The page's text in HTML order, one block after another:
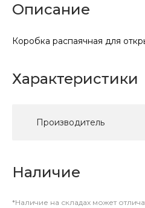
Описание
Коробка распаячная для
Характеристики
Производитель
Наличие
*Наличие на складах может